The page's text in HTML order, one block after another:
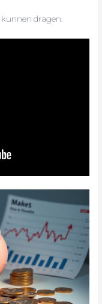
dragen.